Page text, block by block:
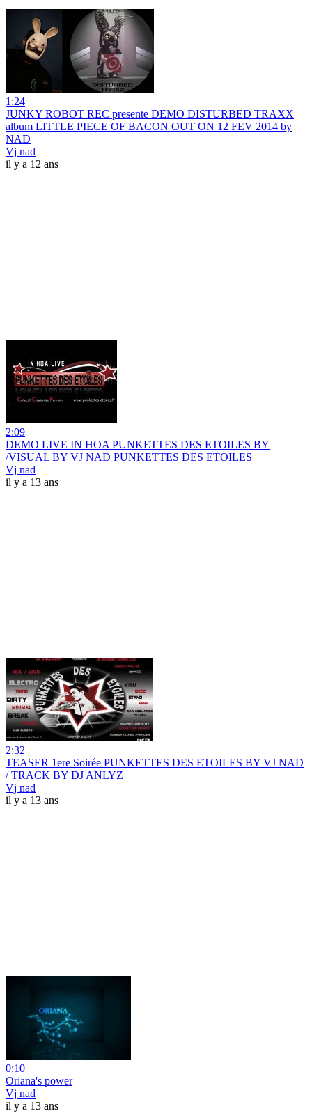
1:24
JUNKY ROBOT REC presente DEMO DISTURBED TRAXX
album LITTLE PIECE OF BACON OUT ON 12 FEV 2014 by
NAD
Vj nad
il y a 12 ans
2:09
DEMO LIVE IN HOA PUNKETTES DES ETOILES BY
/VISUAL BY VJ NAD PUNKETTES DES ETOILES
Vj nad
il y a 13 ans
2:32
TEASER 1ere Soirée PUNKETTES DES ETOILES BY VJ NAD
/ TRACK BY DJ ANLYZ
Vj nad
il y a 13 ans
0:10
Oriana's power
Vj nad
il y a 13 ans